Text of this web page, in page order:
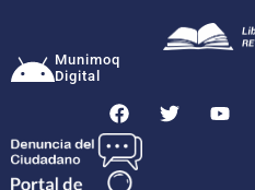
Munimoq
Digital